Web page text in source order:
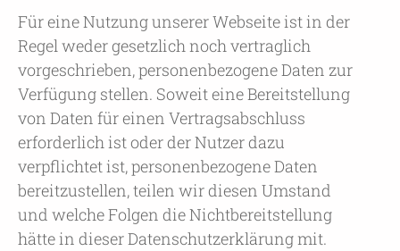
Für eine Nutzung unserer Webseite ist in der
Regel weder gesetzlich noch vertraglich
vorgeschrieben, personenbezogene Daten zur
Verfügung stellen. Soweit eine Bereitstellung
von Daten für einen Vertragsabschluss
erforderlich ist oder der Nutzer dazu
verpflichtet ist, personenbezogene Daten
bereitzustellen, teilen wir diesen Umstand
und welche Folgen die Nichtbereitstellung
hätte in dieser Datenschutzerklärung mit.